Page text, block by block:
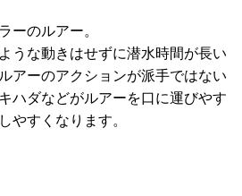
ーのルアー。
うな動きはせずに潜水時間が長い
アーのアクションが派手ではない
ハダなどがルアーを口に運びやす
やすくなります。